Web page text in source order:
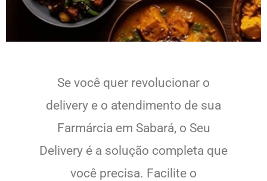
Se você quer revolucionar o
delivery e o atendimento de sua
Farmárcia em Sabará, o Seu
Delivery é a solução completa que
você precisa. Facilite o